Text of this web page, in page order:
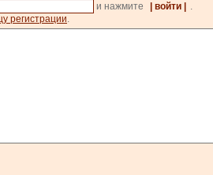
и нажмите | войти |
.
регистрации.